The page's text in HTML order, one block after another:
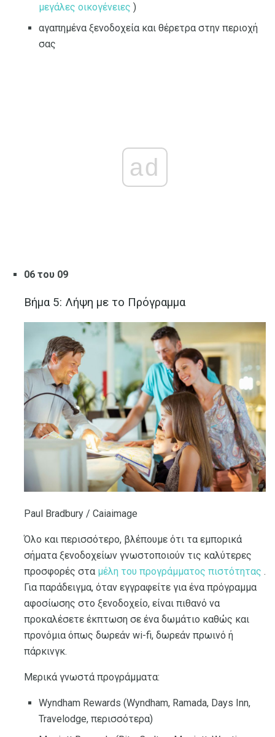
μεγάλες οικογένειες )
αγαπημένα ξενοδοχεία και θέρετρα στην περιοχή
σας
ad
06 του 09
Βήμα 5: Λήψη με το Πρόγραμμα
Paul Bradbury / Caiaimage
Όλο και περισσότερο, βλέπουμε ότι τα εμπορικά
σήματα ξενοδοχείων γνωστοποιούν τις καλύτερες
προσφορές στα μέλη του προγράμματος πιστότητας .
Για παράδειγμα, όταν εγγραφείτε για ένα πρόγραμμα
αφοσίωσης στο ξενοδοχείο, είναι πιθανό να
προκαλέσετε έκπτωση σε ένα δωμάτιο καθώς και
προνόμια όπως δωρεάν wi-fi, δωρεάν πρωινό ή
πάρκινγκ.
Μερικά γνωστά προγράμματα:
Wyndham Rewards (Wyndham, Ramada, Days Inn,
Travelodge, περισσότερα)